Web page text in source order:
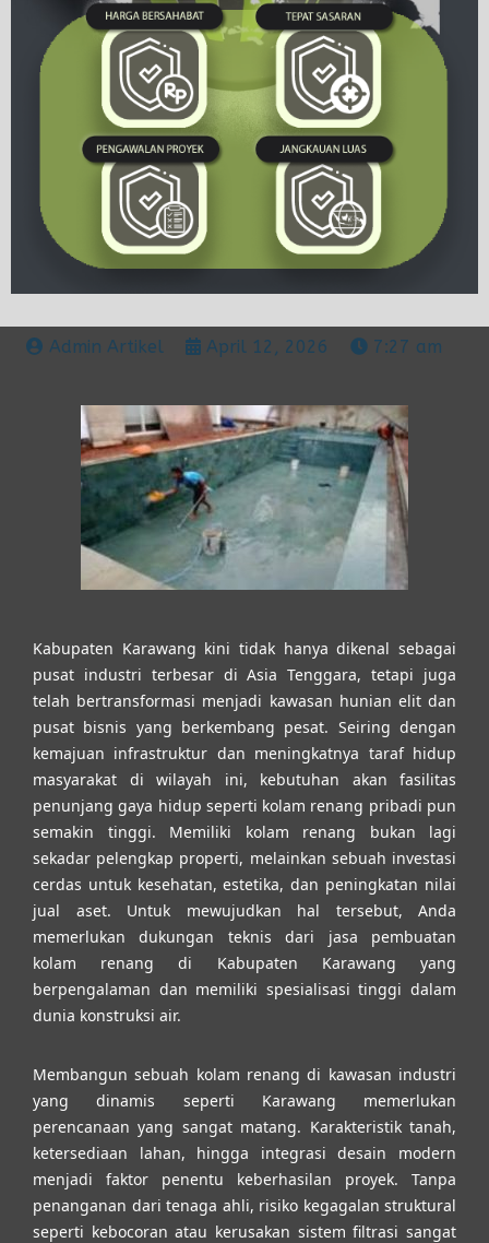
Admin Artikel April 12, 2026 7:27 am
Kabupaten Karawang kini tidak hanya dikenal sebagai
pusat industri terbesar di Asia Tenggara, tetapi juga
telah bertransformasi menjadi kawasan hunian elit dan
pusat bisnis yang berkembang pesat. Seiring dengan
kemajuan infrastruktur dan meningkatnya taraf hidup
masyarakat di wilayah ini, kebutuhan akan fasilitas
penunjang gaya hidup seperti kolam renang pribadi pun
semakin tinggi. Memiliki kolam renang bukan lagi
sekadar pelengkap properti, melainkan sebuah investasi
cerdas untuk kesehatan, estetika, dan peningkatan nilai
jual aset. Untuk mewujudkan hal tersebut, Anda
memerlukan dukungan teknis dari jasa pembuatan
kolam renang di Kabupaten Karawang yang
berpengalaman dan memiliki spesialisasi tinggi dalam
dunia konstruksi air.
Membangun sebuah kolam renang di kawasan industri
yang dinamis seperti Karawang memerlukan
perencanaan yang sangat matang. Karakteristik tanah,
ketersediaan lahan, hingga integrasi desain modern
menjadi faktor penentu keberhasilan proyek. Tanpa
penanganan dari tenaga ahli, risiko kegagalan struktural
seperti kebocoran atau kerusakan sistem filtrasi sangat